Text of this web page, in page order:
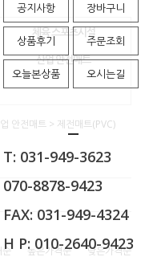
공지사항 장바구니
상품후기 주문조회
오늘본상품 오시는길
T: 031-949-3623
070-8878-9423
FAX: 031-949-4324
H P: 010-2640-9423
체육 스포츠시설
산업 안전매트
안전매트 > 제전매트(PVC)
순 높은가격순 낮은가격순